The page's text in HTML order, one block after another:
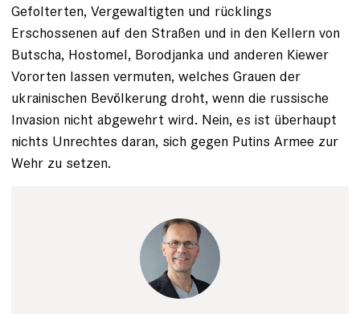
Gefolterten, Vergewaltigten und rücklings
Erschossenen auf den Straßen und in den Kellern von
Butscha, Hostomel, Borodjanka und anderen Kiewer
Vororten lassen vermuten, welches Grauen der
ukrainischen Bevölkerung droht, wenn die russische
Invasion nicht abgewehrt wird. Nein, es ist überhaupt
nichts Unrechtes daran, sich gegen Putins Armee zur
Wehr zu setzen.